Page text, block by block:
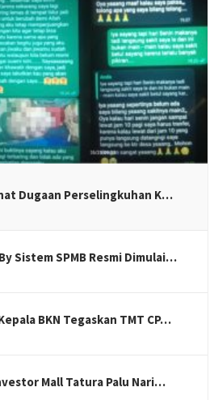
Dugaan Perselingkuhan K…
Sistem SPMB Resmi Dimulai…
BKN Tegaskan TMT CP…
Mall Tatura Palu Nari…